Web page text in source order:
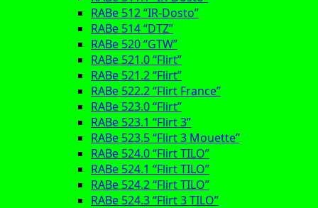
RABe 512 “IR-Dosto”
RABe 514 “DTZ”
RABe 520 “GTW”
RABe 521.0 “Flirt”
RABe 521.2 “Flirt”
RABe 522.2 “Flirt France”
RABe 523.0 “Flirt”
RABe 523.1 “Flirt 3”
RABe 523.5 “Flirt 3 Mouette”
RABe 524.0 “Flirt TILO”
RABe 524.1 “Flirt TILO”
RABe 524.2 “Flirt TILO”
RABe 524.3 “Flirt 3 TILO”